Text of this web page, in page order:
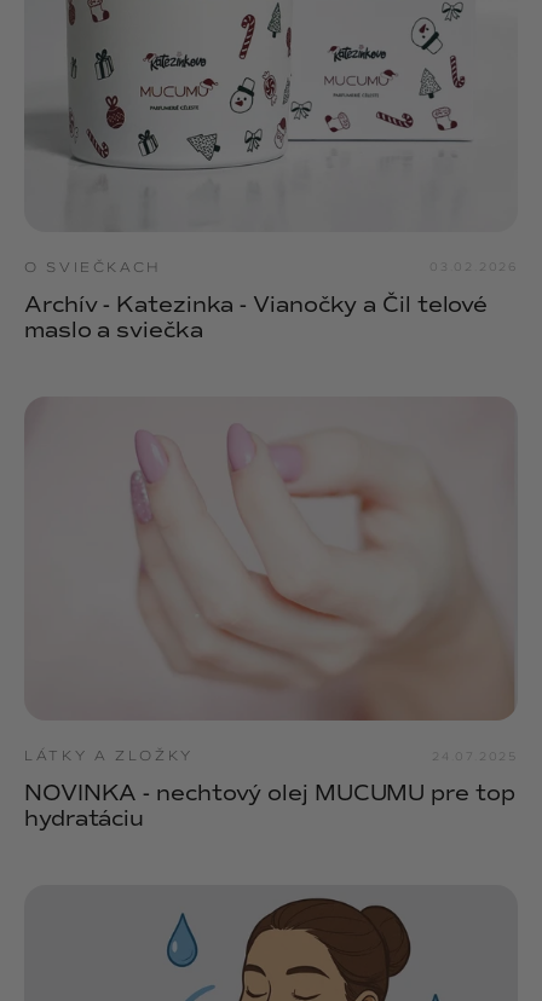
O SVIEČKACH 03.02.2026
Archív - Katezinka - Vianočky a Čil telové
maslo a sviečka
LÁTKY A ZLOŽKY 24.07.2025
NOVINKA - nechtový olej MUCUMU pre top
hydratáciu